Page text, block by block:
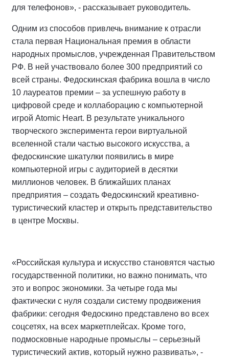
для телефонов», - рассказывает руководитель.
Одним из способов привлечь внимание к отрасли
стала первая Национальная премия в области
народных промыслов, учрежденная Правительством
РФ. В ней участвовало более 300 предприятий со
всей страны. Федоскинская фабрика вошла в число
10 лауреатов премии – за успешную работу в
цифровой среде и коллаборацию с компьютерной
игрой Atomic Heart. В результате уникального
творческого эксперимента герои виртуальной
вселенной стали частью высокого искусства, а
федоскинские шкатулки появились в мире
компьютерной игры с аудиторией в десятки
миллионов человек. В ближайших планах
предприятия – создать Федоскинский креативно-
туристический кластер и открыть представительство
в центре Москвы.
«Российская культура и искусство становятся частью
государственной политики, но важно понимать, что
это и вопрос экономики. За четыре года мы
фактически с нуля создали систему продвижения
фабрики: сегодня Федоскино представлено во всех
соцсетях, на всех маркетплейсах. Кроме того,
подмосковные народные промыслы – серьезный
туристический актив, который нужно развивать», -